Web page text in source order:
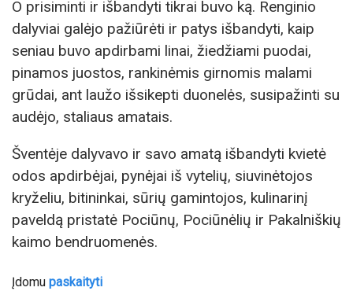
O prisiminti ir išbandyti tikrai buvo ką. Renginio
dalyviai galėjo pažiūrėti ir patys išbandyti, kaip
seniau buvo apdirbami linai, žiedžiami puodai,
pinamos juostos, rankinėmis girnomis malami
grūdai, ant laužo išsikepti duonelės, susipažinti su
audėjo, staliaus amatais.
Šventėje dalyvavo ir savo amatą išbandyti kvietė
odos apdirbėjai, pynėjai iš vytelių, siuvinėtojos
kryželiu, bitininkai, sūrių gamintojos, kulinarinį
paveldą pristatė Pociūnų, Pociūnėlių ir Pakalniškių
kaimo bendruomenės.
Įdomu paskaityti